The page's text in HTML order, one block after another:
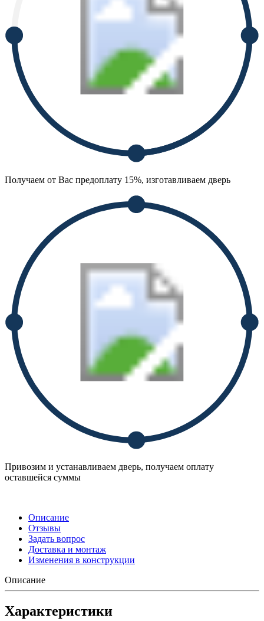
Получаем от Вас предоплату 15%, изготавливаем дверь
Привозим и устанавливаем дверь, получаем оплату
оставшейся суммы
Описание
Отзывы
Задать вопрос
Доставка и монтаж
Изменения в конструкции
Описание
Характеристики